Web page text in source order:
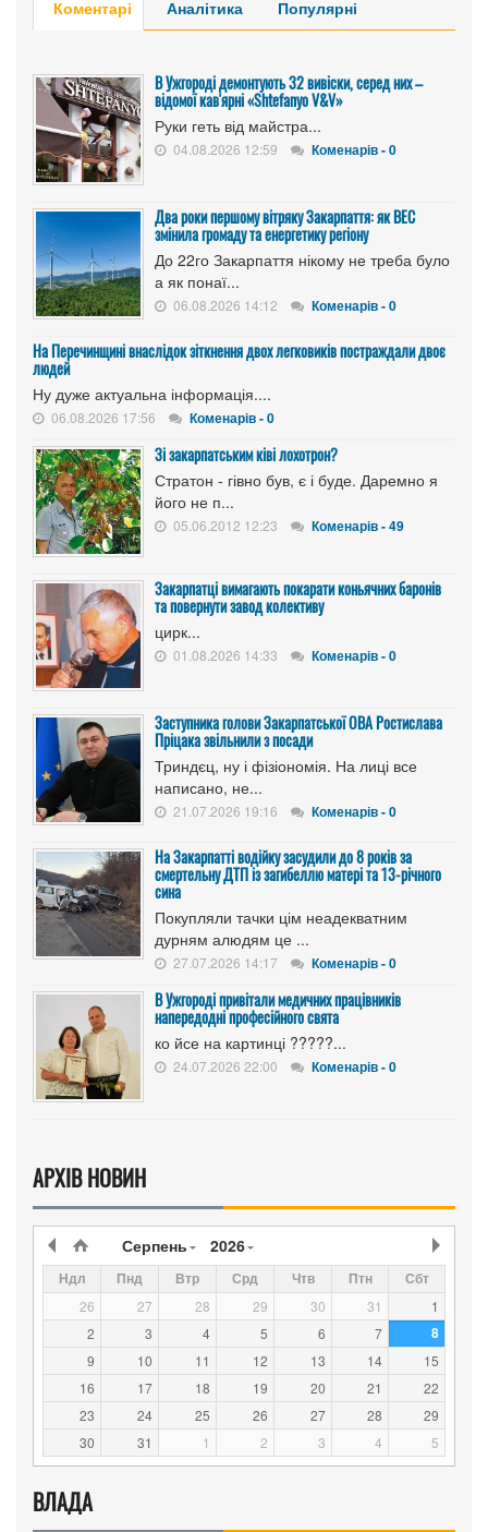
Коментарі Аналітика Популярні
В Ужгороді демонтують 32 вивіски, серед них –
відомої кав'ярні «Shtefanyo V&V»
Руки геть від майстра...
04.08.2026 12:59 Коменарів - 0
Два роки першому вітряку Закарпаття: як ВЕС
змінила громаду та енергетику регіону
До 22го Закарпаття нікому не треба було
а як понаї...
06.08.2026 14:12 Коменарів - 0
На Перечинщині внаслідок зіткнення двох легковиків постраждали двоє
людей
Ну дуже актуальна інформація....
06.08.2026 17:56 Коменарів - 0
Зі закарпатським ківі лохотрон?
Стратон - гівно був, є і буде. Даремно я
його не п...
05.06.2012 12:23 Коменарів - 49
Закарпатці вимагають покарати коньячних баронів
та повернути завод колективу
цирк...
01.08.2026 14:33 Коменарів - 0
Заступника голови Закарпатської ОВА Ростислава
Пріцака звільнили з посади
Триндєц, ну і фізіономія. На лиці все
написано, не...
21.07.2026 19:16 Коменарів - 0
На Закарпатті водійку засудили до 8 років за
смертельну ДТП із загибеллю матері та 13-річного
сина
Покупляли тачки цім неадекватним
дурням алюдям це ...
27.07.2026 14:17 Коменарів - 0
В Ужгороді привітали медичних працівників
напередодні професійного свята
ко йсе на картинці ?????...
24.07.2026 22:00 Коменарів - 0
АРХІВ НОВИН
Серпень 2026
Ндл Пнд Втр Срд Чтв Птн Сбт
26 27 28 29 30 31
1
2
3 4 5 6 7 8
9 10 11 12 13 14
15
16
17 18 19 20 21
22
23
24 25 26 27 28
29
30
31 1 2 3 4 5
ВЛАДА